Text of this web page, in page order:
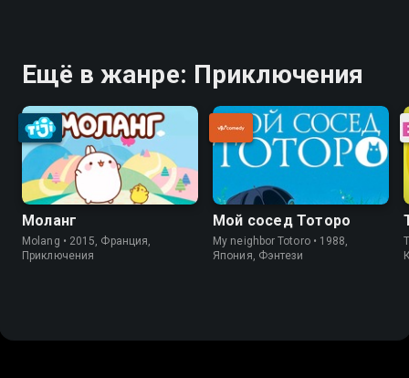
Ещё в жанре: Приключения
Моланг
Molang • 2015, Франция,
Приключения
Мой сосед Тоторо
My neighbor Totoro • 1988,
Япония, Фэнтези